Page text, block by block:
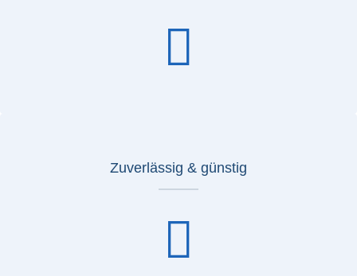
Zuverlässig & günstig